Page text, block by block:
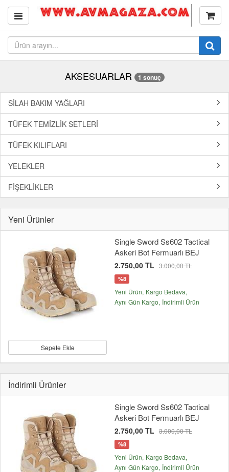
AKSESUARLAR 1 sonuç
SİLAH BAKIM YAĞLARI
TÜFEK TEMİZLİK SETLERİ
TÜFEK KILIFLARI
YELEKLER
FİŞEKLİKLER
Yeni Ürünler
Sepete Ekle
Single Sword Ss602 Tactical
Askeri Bot Fermuarlı BEJ
2.750,00 TL 3.000,00 TL
%8
Yeni Ürün Kargo Bedava
Aynı Gün Kargo İndirimli Ürün
İndirimli Ürünler
Single Sword Ss602 Tactical
Askeri Bot Fermuarlı BEJ
2.750,00 TL 3.000,00 TL
%8
Yeni Ürün Kargo Bedava
Aynı Gün Kargo İndirimli Ürün